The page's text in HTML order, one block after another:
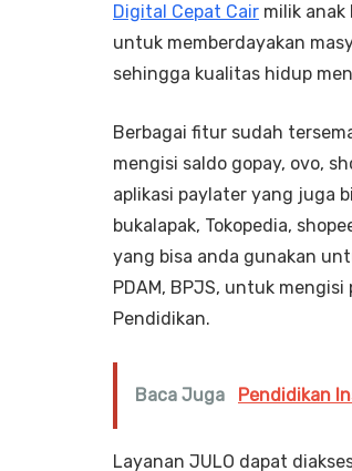
Digital Cepat Cair milik
untuk memberdayakan
sehingga kualitas hidup
Berbagai fitur sudah
mengisi saldo gopay, ovo,
aplikasi paylater yang juga
bukalapak, Tokopedia,
yang bisa anda gunakan
PDAM, BPJS, untuk
Pendidikan.
Baca Juga Pendidikan
Layanan JULO dapat